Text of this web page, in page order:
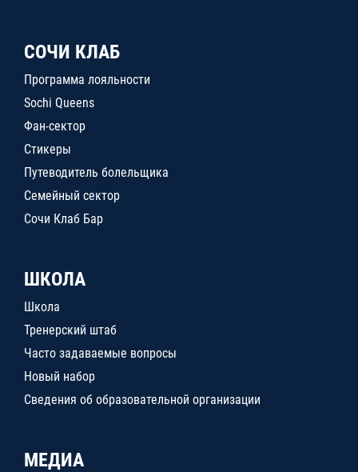
СОЧИ КЛАБ
Программа лояльности
Sochi Queens
Фан-сектор
Стикеры
Путеводитель болельщика
Семейный сектор
Сочи Клаб Бар
ШКОЛА
Школа
Тренерский штаб
Часто задаваемые вопросы
Новый набор
Сведения об образовательной организации
МЕДИА